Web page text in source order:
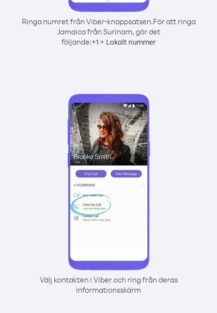
Ringa numret från Viber-knappsatsen.För att ringa
Jamaica från Surinam, gör det
följande:+1+ Lokalt nummer
Välj kontakten i Viber och ring från deras
informationsskärm